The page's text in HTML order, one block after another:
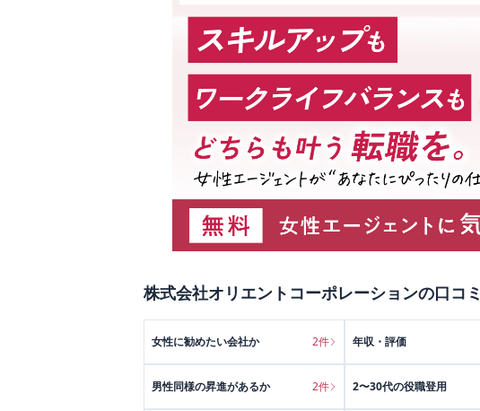
株式会社オリエントコーポレーションの口コミ
女性に勧めたい会社か 2件 年収・評価
男性同様の昇進があるか 2件 2〜30代の役職登用